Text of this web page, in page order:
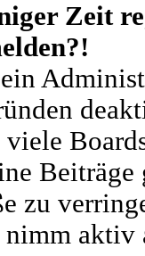
Zeit
Beiträge
zu
nimm